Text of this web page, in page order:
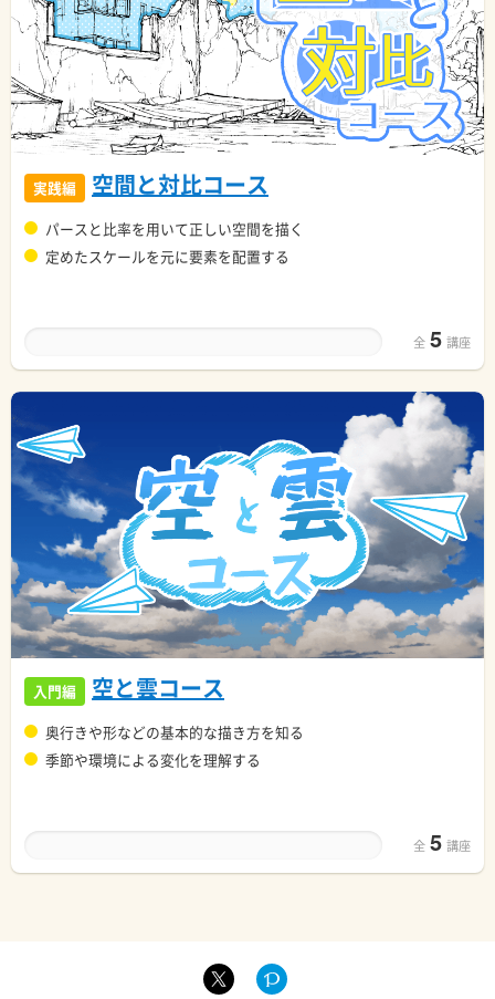
実践編 空間と対比コース
パースと比率を用いて正しい空間を描く
定めたスケールを元に要素を配置する
全 5 講座
入門編 空と雲コース
奥行きや形などの基本的な描き方を知る
季節や環境による変化を理解する
全 5 講座